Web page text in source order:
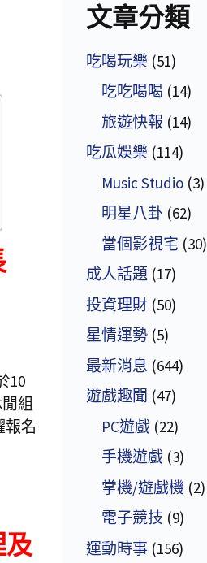
10
組
報名
及
文章分類
吃喝玩樂 (51)
吃吃喝喝 (14)
旅遊快報 (14)
吃瓜娛樂 (114)
Music Studio (3)
明星八卦 (62)
當個影視宅 (30)
成人話題 (17)
投資理財 (50)
星情運勢 (5)
最新消息 (644)
遊戲趣聞 (47)
PC遊戲 (22)
手機遊戲 (3)
掌機/遊戲機 (2)
電子競技 (9)
運動時事 (156)